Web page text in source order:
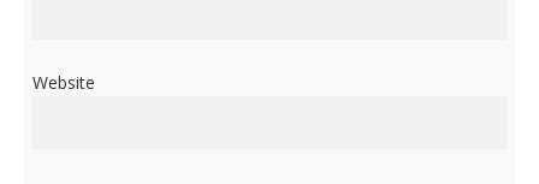
Website